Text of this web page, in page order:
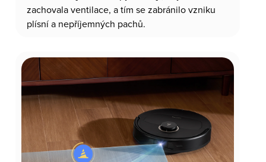
zachovala ventilace, a tím se zabránilo vzniku
plísní a nepříjemných pachů.